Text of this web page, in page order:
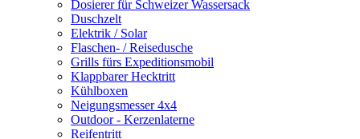
Dosierer für Schweizer Wassersack
Duschzelt
Elektrik / Solar
Flaschen- / Reisedusche
Grills fürs Expeditionsmobil
Klappbarer Hecktritt
Kühlboxen
Neigungsmesser 4x4
Outdoor - Kerzenlaterne
Reifentritt